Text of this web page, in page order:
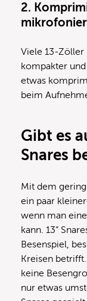
2.
Viele 13-Zöller
kompakter
etwas
beim
Gibt es
Snares
Mit dem
ein paar
wenn man
kann. 13“
Besenspiel,
Kreisen
keine
nur etwas